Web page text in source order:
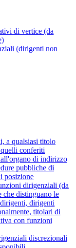
di vertice (da
(dirigenti non
a qualsiasi titolo
conferiti
di indirizzo
pubbliche di
posizione
dirigenziali (da
che distinguano le
dirigenti
titolari di
con funzioni
discrezionali